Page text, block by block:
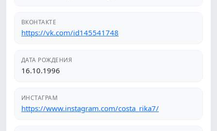
ВКОНТАКТЕ
https://vk.com/id145541748
ДАТА РОЖДЕНИЯ
16.10.1996
ИНСТАГРАМ
https://www.instagram.com/costa_rika7/